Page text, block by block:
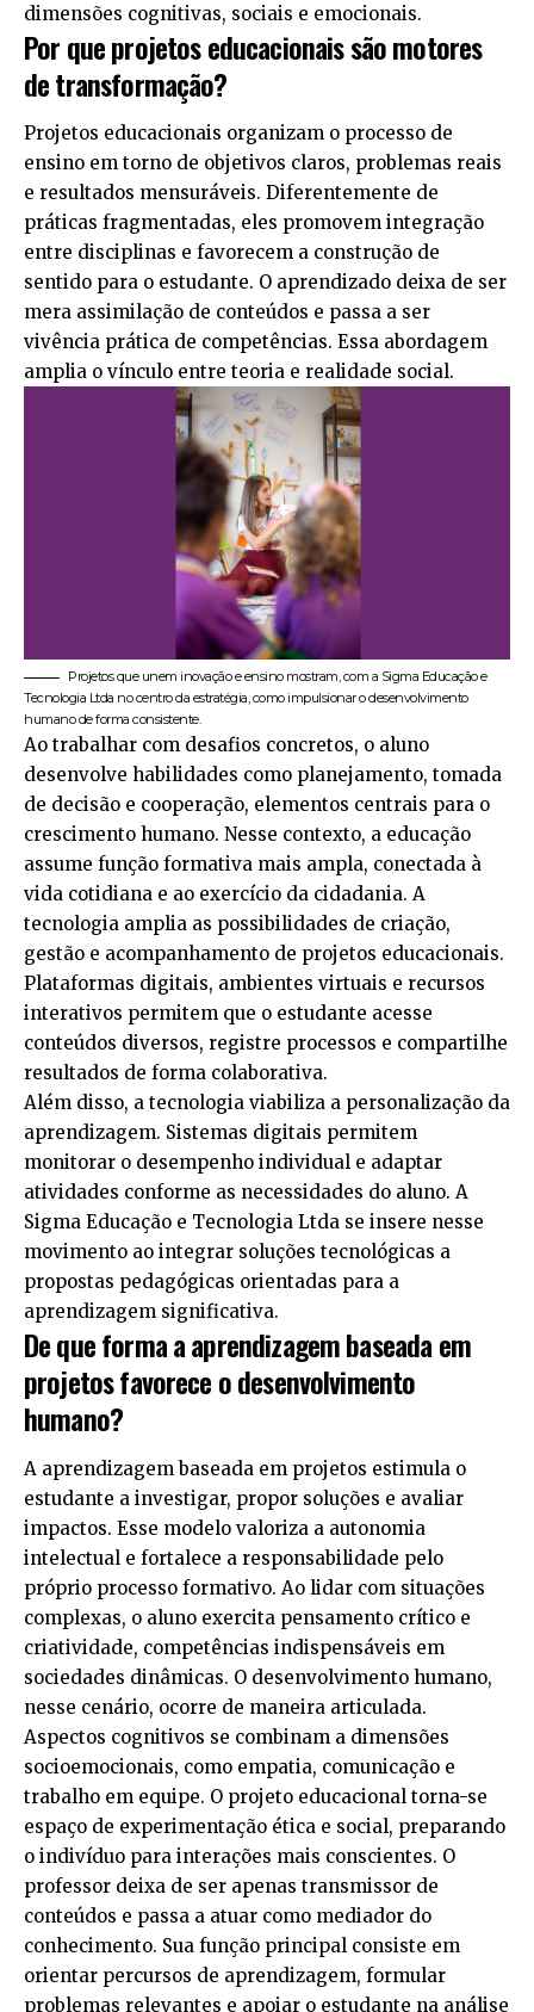
dimensões cognitivas, sociais e emocionais.
Por que projetos educacionais são motores
de transformação?
Projetos educacionais organizam o processo de
ensino em torno de objetivos claros, problemas reais
e resultados mensuráveis. Diferentemente de
práticas fragmentadas, eles promovem integração
entre disciplinas e favorecem a construção de
sentido para o estudante. O aprendizado deixa de ser
mera assimilação de conteúdos e passa a ser
vivência prática de competências. Essa abordagem
amplia o vínculo entre teoria e realidade social.
Projetos que unem inovação e ensino mostram, com a Sigma Educação e
Tecnologia Ltda no centro da estratégia, como impulsionar o desenvolvimento
humano de forma consistente.
Ao trabalhar com desafios concretos, o aluno
desenvolve habilidades como planejamento, tomada
de decisão e cooperação, elementos centrais para o
crescimento humano. Nesse contexto, a educação
assume função formativa mais ampla, conectada à
vida cotidiana e ao exercício da cidadania. A
tecnologia amplia as possibilidades de criação,
gestão e acompanhamento de projetos educacionais.
Plataformas digitais, ambientes virtuais e recursos
interativos permitem que o estudante acesse
conteúdos diversos, registre processos e compartilhe
resultados de forma colaborativa.
Além disso, a tecnologia viabiliza a personalização da
aprendizagem. Sistemas digitais permitem
monitorar o desempenho individual e adaptar
atividades conforme as necessidades do aluno. A
Sigma Educação e Tecnologia Ltda se insere nesse
movimento ao integrar soluções tecnológicas a
propostas pedagógicas orientadas para a
aprendizagem significativa.
De que forma a aprendizagem baseada em
projetos favorece o desenvolvimento
humano?
A aprendizagem baseada em projetos estimula o
estudante a investigar, propor soluções e avaliar
impactos. Esse modelo valoriza a autonomia
intelectual e fortalece a responsabilidade pelo
próprio processo formativo. Ao lidar com situações
complexas, o aluno exercita pensamento crítico e
criatividade, competências indispensáveis em
sociedades dinâmicas. O desenvolvimento humano,
nesse cenário, ocorre de maneira articulada.
Aspectos cognitivos se combinam a dimensões
socioemocionais, como empatia, comunicação e
trabalho em equipe. O projeto educacional torna-se
espaço de experimentação ética e social, preparando
o indivíduo para interações mais conscientes. O
professor deixa de ser apenas transmissor de
conteúdos e passa a atuar como mediador do
conhecimento. Sua função principal consiste em
orientar percursos de aprendizagem, formular
problemas relevantes e apoiar o estudante na análise